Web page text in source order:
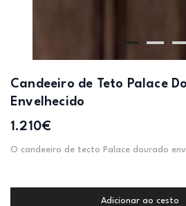
Candeeiro de Teto Palace
Envelhecido
1.210€
O candeeiro de tecto Palace dourado
Adicionar ao cesto